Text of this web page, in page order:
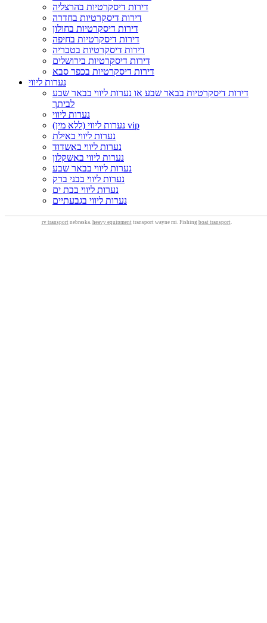
דירות דיסקרטיות בהרצליה
דירות דיסקרטיות בחדרה
דירות דיסקרטיות בחולון
דירות דיסקרטיות בחיפה
דירות דיסקרטיות בטבריה
דירות דיסקרטיות בירושלים
דירות דיסקרטיות בכפר סבא
נערות ליווי
דירות דיסקרטיות בבאר שבע או נערות ליווי בבאר שבע
לביתך
נערות ליווי
נערות ליווי (ללא מין) vip
נערות ליווי באילת
נערות ליווי באשדוד
נערות ליווי באשקלון
נערות ליווי בבאר שבע
נערות ליווי בבני ברק
נערות ליווי בבת ים
נערות ליווי בגבעתיים
rv transportnebraska. heavy equipmenttransport wayne mi. Fishing boat transport.